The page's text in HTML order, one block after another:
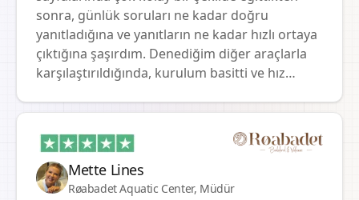
olacağımıza inanıyoruz. Harika iş için
teşekkürler!
sonra, günlük soruları ne kadar doğru
yanıtladığına ve yanıtların ne kadar hızlı ortaya
çıktığına şaşırdım. Denediğim diğer araçlarla
karşılaştırıldığında, kurulum basitti ve hız
oluşturma yolundaki ilk adımımız.
Mette Lines
Røabadet Aquatic Center, Müdür